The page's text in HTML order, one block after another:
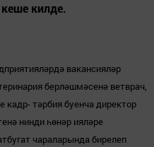
килде.
вакансияләр
берләшмәсенә ветврач,
тәрбия буенча директор
нинди һөнәр ияләре
чараларында бирелеп